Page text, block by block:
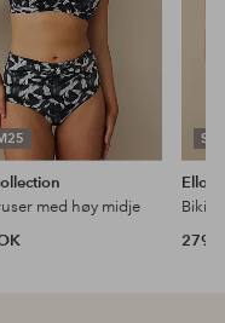
med høy midje
Ellos
279